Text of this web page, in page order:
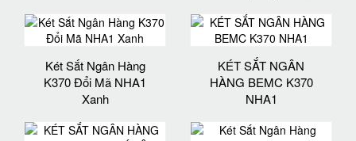
Két Sắt Ngân Hàng
K370 Đổi Mã NHA1
Xanh
KÉT SẮT NGÂN
HÀNG BEMC K370
NHA1